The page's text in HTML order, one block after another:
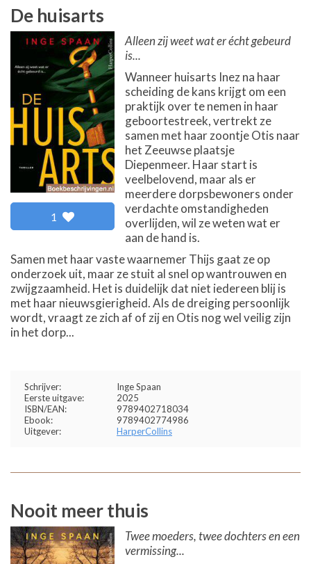
De huisarts
1
Alleen zij weet wat er écht gebeurd
is...
Wanneer huisarts Inez na haar
scheiding de kans krijgt om een
praktijk over te nemen in haar
geboortestreek, vertrekt ze
samen met haar zoontje Otis naar
het Zeeuwse plaatsje
Diepenmeer. Haar start is
veelbelovend, maar als er
meerdere dorpsbewoners onder
verdachte omstandigheden
overlijden, wil ze weten wat er
aan de hand is.
Samen met haar vaste waarnemer Thijs gaat ze op
onderzoek uit, maar ze stuit al snel op wantrouwen en
zwijgzaamheid. Het is duidelijk dat niet iedereen blij is
met haar nieuwsgierigheid. Als de dreiging persoonlijk
wordt, vraagt ze zich af of zij en Otis nog wel veilig zijn
in het dorp...
Schrijver:
Inge Spaan
Eerste uitgave:
2025
ISBN/EAN:
9789402718034
Ebook:
9789402774986
Uitgever:
HarperCollins
Nooit meer thuis
Twee moeders, twee dochters en een
vermissing...